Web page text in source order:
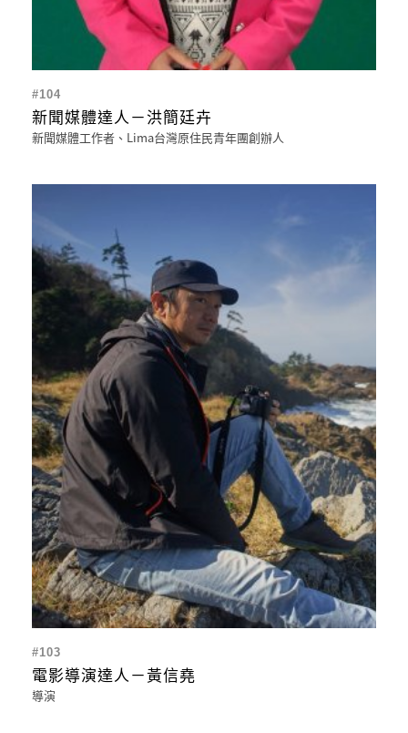
#104
新聞媒體達人－洪簡廷卉
新聞媒體工作者、Lima台灣原住民青年團創辦人
#103
電影導演達人－黃信堯
導演